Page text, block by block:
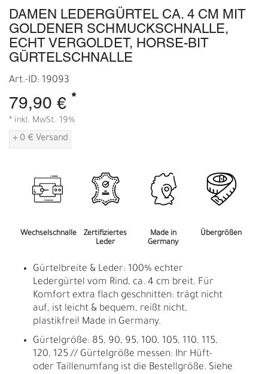
DAMEN LEDERGÜRTEL CA. 4 CM MIT
GOLDENER SCHMUCKSCHNALLE,
ECHT VERGOLDET, HORSE-BIT
GÜRTELSCHNALLE
Art.-ID: 19093
79,90 € *
* inkl. MwSt. 19%
+ 0 € Versand
Wechselschnalle
Zertifiziertes
Leder
Made in
Germany
Übergrößen
Gürtelbreite & Leder: 100% echter
Ledergürtel vom Rind, ca. 4 cm breit. Für
Komfort extra flach geschnitten: trägt nicht
auf, ist leicht & bequem, reißt nicht,
plastikfrei! Made in Germany.
Gürtelgröße: 85, 90, 95, 100, 105, 110, 115,
120, 125 // Gürtelgröße messen: Ihr Hüft-
oder Taillenumfang ist die Bestellgröße. Siehe